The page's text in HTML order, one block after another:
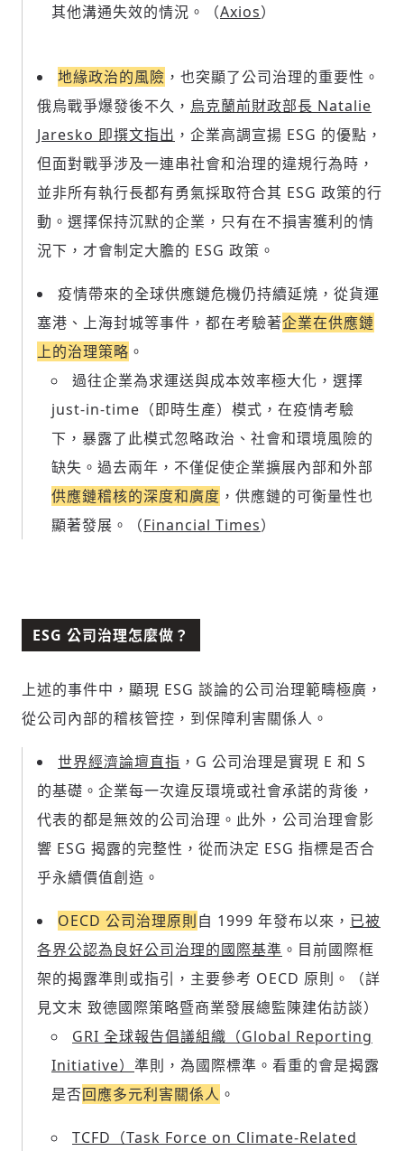
其他溝通失效的情況。（Axios）
地緣政治的風險 ，也突顯了公司治理的重要性。
俄烏戰爭爆發後不久， 烏克蘭前財政部長 Natalie
Jaresko 即撰文指出 ，企業高調宣揚 ESG 的優點，
但面對戰爭涉及一連串社會和治理的違規行為時，
並非所有執行長都有勇氣採取符合其 ESG 政策的行
動。選擇保持沉默的企業，只有在不損害獲利的情
況下，才會制定大膽的 ESG 政策。
疫情帶來的全球供應鏈危機仍持續延燒，從貨運
塞港、上海封城等事件，都在考驗著企業在供應鏈
上的治理策略 。
過往企業為求運送與成本效率極大化，選擇
just-in-time（即時生產）模式，在疫情考驗
下，暴露了此模式忽略政治、社會和環境風險的
缺失。過去兩年，不僅促使企業擴展內部和外部
供應鏈稽核的深度和廣度 ，供應鏈的可衡量性也
顯著發展。（Financial Times）
ESG 公司治理怎麼做？
上述的事件中，顯現 ESG 談論的公司治理範疇極廣，
從公司內部的稽核管控，到保障利害關係人。
世界經濟論壇直指 ，G 公司治理是實現 E 和 S
的基礎。企業每一次違反環境或社會承諾的背後，
代表的都是無效的公司治理。此外，公司治理會影
響 ESG 揭露的完整性，從而決定 ESG 指標是否合
乎永續價值創造。
OECD 公司治理原則自 1999 年發布以來， 已被
各界公認為良好公司治理的國際基準 。目前國際框
架的揭露準則或指引，主要參考 OECD 原則。（詳
見文末 致德國際策略暨商業發展總監陳建佑訪談）
GRI 全球報告倡議組織（Global Reporting
Initiative） 準則，為國際標準。看重的會是揭露
是否回應多元利害關係人 。
TCFD（Task Force on Climate-Related